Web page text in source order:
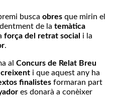
busca obres que mirin el
de la temàtica
força del retrat social i la
.
al Concurs de Relat Breu
creixent i que aquest any ha
finalistes formaran part
es donarà a conèixer